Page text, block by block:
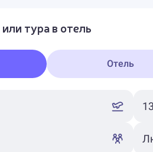
тура в отель
Отель